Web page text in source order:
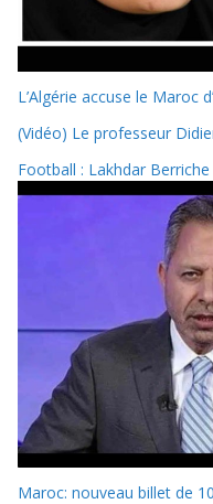
L’Algérie accuse le Maroc
(Vidéo) Le professeur
Football : Lakhdar
Maroc: nouveau billet de